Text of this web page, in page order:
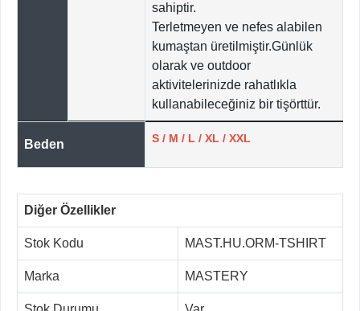
sahiptir.
Terletmeyen ve nefes alabilen
kumaştan üretilmiştir.Günlük
olarak ve outdoor
aktivitelerinizde rahatlıkla
kullanabileceğiniz bir tişörttür.
Beden S / M / L / XL / XXL
Diğer Özellikler
Stok Kodu MAST.HU.ORM-TSHIRT
Marka MASTERY